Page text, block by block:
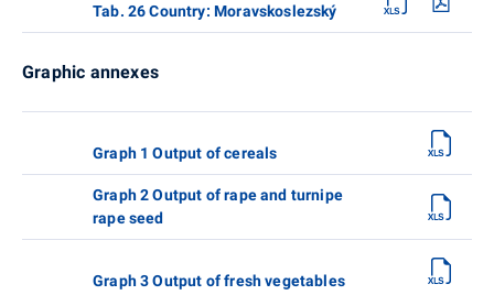
Tab. 26 Country: Moravskoslezský
Graphic annexes
Graph 1 Output of cereals
Graph 2 Output of rape and turnipe
rape seed
Graph 3 Output of fresh vegetables